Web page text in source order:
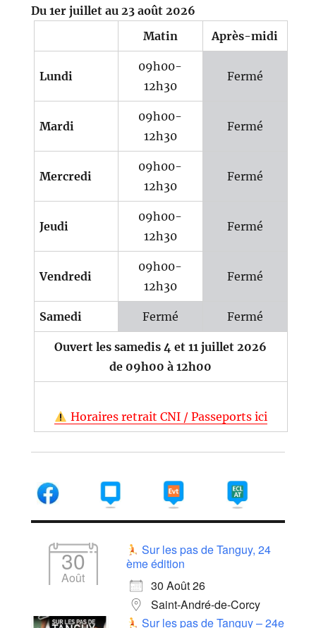
Du 1er juillet au 23 août 2026
Matin
Après-midi
Lundi
09h00-
12h30
Fermé
Mardi
09h00-
12h30
Fermé
Mercredi
09h00-
12h30
Fermé
Jeudi
09h00-
12h30
Fermé
Vendredi
09h00-
12h30
Fermé
Samedi Fermé Fermé
Ouvert les samedis 4 et 11 juillet 2026
de 09h00 à 12h00
Horaires retrait CNI / Passeports ici
30
Août
Sur les pas de Tanguy, 24
ème édition
30 Août 26
Saint-André-de-Corcy
Sur les pas de Tanguy – 24e